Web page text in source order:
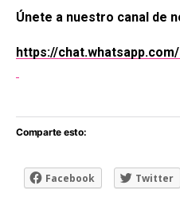
Únete a nuestro canal de
https://
Comparte esto:
Facebook Twitter